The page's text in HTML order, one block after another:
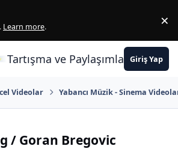
Learn more. ×
Tartışma ve PaylaşımlarınGiriş Yap
Videolar Yabancı Müzik - Sinema
/ Goran Bregovic